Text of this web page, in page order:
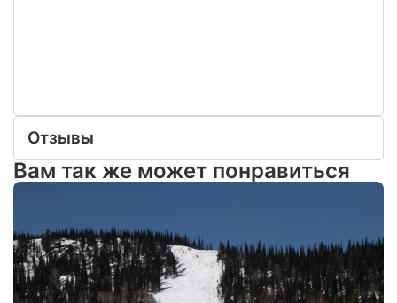
Отзывы
Вам так же может понравиться